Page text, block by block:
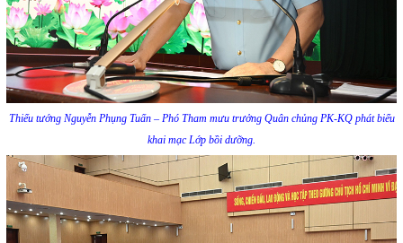
Thiếu tướng Nguyễn Phụng Tuấn – Phó Tham mưu trưởng Quân chủng PK-KQ phát biểu
khai mạc Lớp bồi dưỡng.